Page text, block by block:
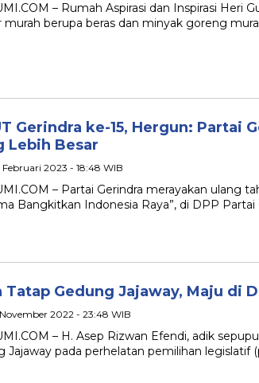
– Rumah Aspirasi dan Inspirasi Heri
berupa beras dan minyak goreng
Gerindra ke-15, Hergun: Partai
Lebih Besar
Februari 2023 - 18:48 WIB
– Partai Gerindra merayakan ulang
Bangkitkan Indonesia Raya”, di DPP Partai
Gedung Jajaway, Maju di
2022 - 23:48 WIB
– H. Asep Rizwan Efendi, adik
Jajaway pada perhelatan pemilihan legislatif